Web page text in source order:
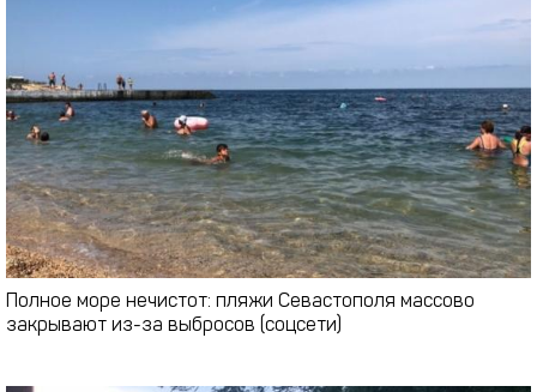
Полное море нечистот: пляжи Севастополя массово
закрывают из-за выбросов (соцсети)